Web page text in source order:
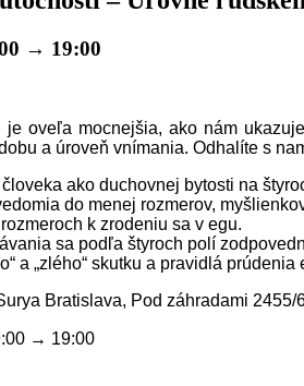
→ 19:00
je oveľa mocnejšia, ako nám
a úroveň vnímania. Odhalíte s
ako duchovnej bytosti na
do menej rozmerov,
k zrodeniu sa v egu.
sa podľa štyroch polí
a „zlého“ skutku a pravidlá prúdenia
Bratislava, Pod záhradami 2455/
→ 19:00